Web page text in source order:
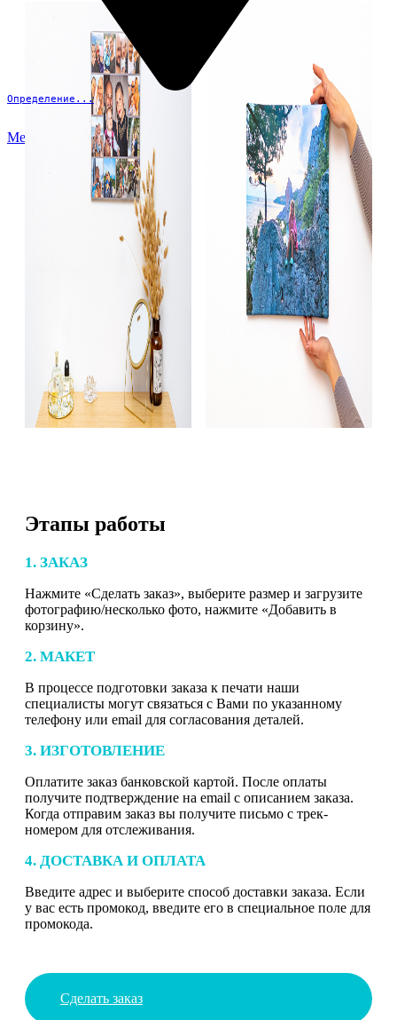
Определение...
Меню
Этапы работы
1. ЗАКАЗ
Нажмите «Сделать заказ», выберите размер и загрузите
фотографию/несколько фото, нажмите «Добавить в
корзину».
2. МАКЕТ
В процессе подготовки заказа к печати наши
специалисты могут связаться с Вами по указанному
телефону или email для согласования деталей.
3. ИЗГОТОВЛЕНИЕ
Оплатите заказ банковской картой. После оплаты
получите подтверждение на email с описанием заказа.
Когда отправим заказ вы получите письмо с трек-
номером для отслеживания.
4. ДОСТАВКА И ОПЛАТА
Введите адрес и выберите способ доставки заказа. Если
у вас есть промокод, введите его в специальное поле для
промокода.
Сделать заказ